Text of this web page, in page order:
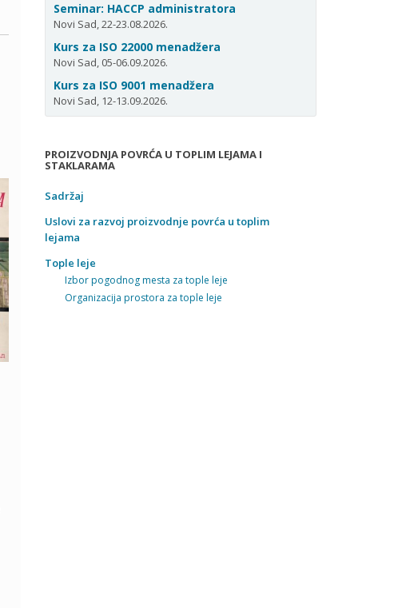
Seminar: HACCP administratora
Novi Sad, 22-23.08.2026.
Kurs za ISO 22000 menadžera
Novi Sad, 05-06.09.2026.
Kurs za ISO 9001 menadžera
Novi Sad, 12-13.09.2026.
PROIZVODNJA POVRĆA U TOPLIM LEJAMA I
STAKLARAMA
Sadržaj
Uslovi za razvoj proizvodnje povrća u toplim
lejama
Tople leje
Izbor pogodnog mesta za tople leje
Organizacija prostora za tople leje